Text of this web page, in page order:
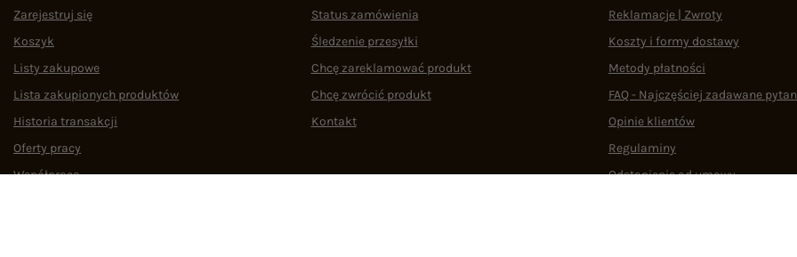
Zarejestruj się
Koszyk
Listy zakupowe
Lista zakupionych produktów
Historia transakcji
Oferty pracy
Współpraca
Status zamówienia
Śledzenie przesyłki
Chcę zareklamować produkt
Chcę zwrócić produkt
Kontakt
Reklamacje | Zwroty
Koszty i formy dostawy
Metody płatności
FAQ - Najczęściej zadawane
Opinie klientów
Regulaminy
Odstąpienie od umowy